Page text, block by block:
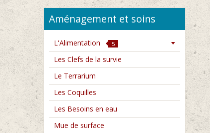
Aménagement et soins
L'Alimentation 5
Les Clefs de la survie
Le Terrarium
Les Coquilles
Les Besoins en eau
Mue de surface